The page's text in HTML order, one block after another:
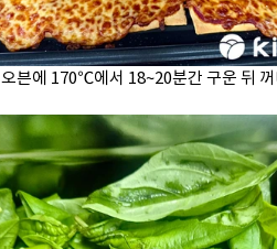
오븐에 170℃에서 18~20분간 구운 뒤 꺼